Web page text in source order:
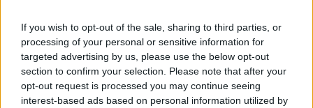
If you wish to opt-out of the sale, sharing to third parties, or
processing of your personal or sensitive information for
targeted advertising by us, please use the below opt-out
section to confirm your selection. Please note that after your
opt-out request is processed you may continue seeing
interest-based ads based on personal information utilized by